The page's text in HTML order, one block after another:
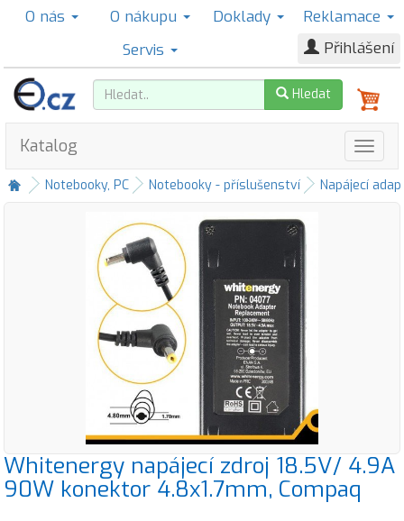
O nás O nákupu Doklady
Reklamace
Servis
Přihlášení
Hledat
Katalog
Notebooky, PC Notebooky - příslušenství Napájecí
Whitenergy napájecí zdroj 18.5V/ 4.9A
90W konektor 4.8x1.7mm, Compaq